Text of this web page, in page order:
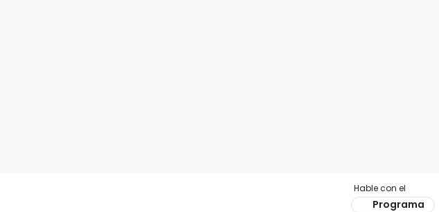
Hable con el
Programa